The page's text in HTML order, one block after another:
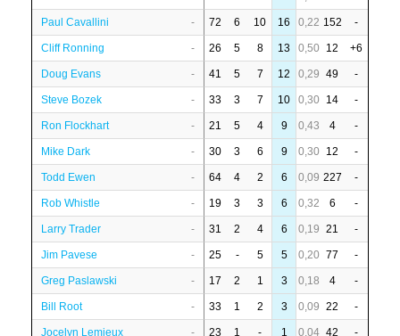
Paul Cavallini - 72 6 10 16 0,22 152 -
Cliff Ronning - 26 5 8 13 0,50 12 +6
Doug Evans - 41 5 7 12 0,29 49 -
Steve Bozek - 33 3 7 10 0,30 14 -
Ron Flockhart - 21 5 4 9 0,43 4 -
Mike Dark - 30 3 6 9 0,30 12 -
Todd Ewen - 64 4 2 6 0,09 227 -
Rob Whistle - 19 3 3 6 0,32 6 -
Larry Trader - 31 2 4 6 0,19 21 -
Jim Pavese - 25 - 5 5 0,20 77 -
Greg Paslawski - 17 2 1 3 0,18 4 -
Bill Root - 33 1 2 3 0,09 22 -
Jocelyn Lemieux - 23 1 - 1 0,04 42 -